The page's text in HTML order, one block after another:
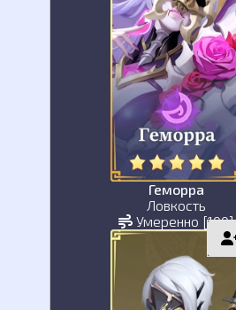
Геморра
Ловкость
Умеренно [100]